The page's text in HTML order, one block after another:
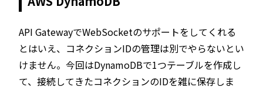
API GatewayでWebSocketのサポートをしてくれる
とはいえ、コネクションIDの管理は別でやらないとい
けません。今回はDynamoDBで1つテーブルを作成し
て、接続してきたコネクションのIDを雑に保存しま